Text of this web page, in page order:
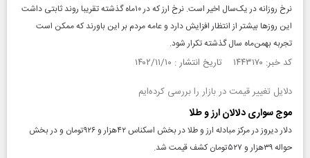
نرخ روزانه در یک‌سال اخیر است. نرخ ارز که در ۱۰ماه گذشته تقریبا روند ثابتی داشت
این روزها بیشتر از انتظار افزایش دارد و عامه مردم بر این باورند که ممکن است
تجربه بهمن‌ماه سال گذشته تکرار شود.
کد خبر: ۱۴۴۳۱۷۰ تاریخ انتشار : ۱۴۰۲/۱۱/۱۰
دلایل تغییر قیمت در بازار را بررسی کرده‌ایم
موج سواری دلالان ارز و طلا
دلار دیروز در مرکز مبادله ارز و طلا در بخش اسکناس ۴۲‌هزار و ۹۲۶‌تومان و در بخش
حواله‌ ۳۹‌هزار و ۵۲۷‌تومان کشف قیمت شد‌.